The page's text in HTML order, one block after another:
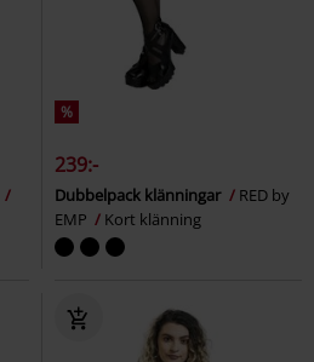
%
239:-
Dubbelpack klänningar
RED by
EMP
Kort klänning